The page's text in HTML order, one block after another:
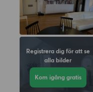
Registrera dig för att se
alla bilder
Kom igång gratis